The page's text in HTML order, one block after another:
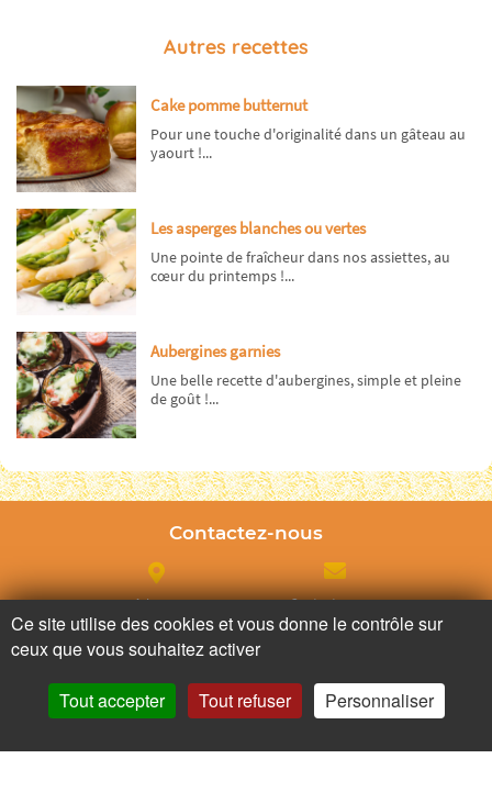
Autres recettes
Cake pomme butternut
Pour une touche d'originalité dans un gâteau au
yaourt !...
Les asperges blanches ou vertes
Une pointe de fraîcheur dans nos assiettes, au
cœur du printemps !...
Aubergines garnies
Une belle recette d'aubergines, simple et pleine
de goût !...
Contactez-nous
Adresse Contactez nous
Appelez nous Facebook
Ce site utilise des cookies et vous donne le contrôle sur
ceux que vous souhaitez activer
Tout accepter Tout refuser Personnaliser